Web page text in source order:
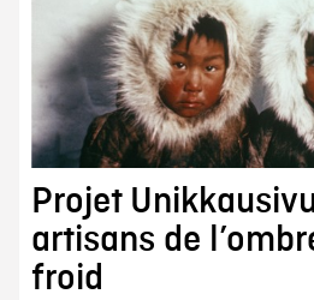
Projet
artisans de
froid